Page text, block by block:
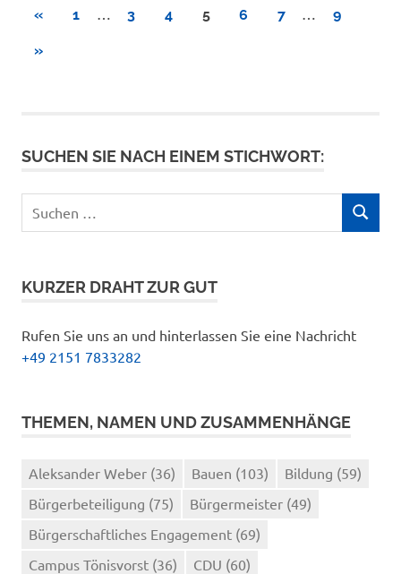
Seitennummerierung
der
«VORHERIGE
1 3 4 5 6 7 9
NÄCHSTE
»
SUCHEN SIE NACH EINEM STICHWORT:
nach:
SUCHEN
KURZER DRAHT ZUR GUT
Rufen Sie uns an und hinterlassen Sie eine Nachricht
+49 2151 7833282
THEMEN, NAMEN UND ZUSAMMENHÄNGE
Aleksander Weber (36) Bauen (103) Bildung (59)
Bürgerbeteiligung (75) Bürgermeister (49)
Bürgerschaftliches Engagement (69)
Campus Tönisvorst (36) CDU (60)